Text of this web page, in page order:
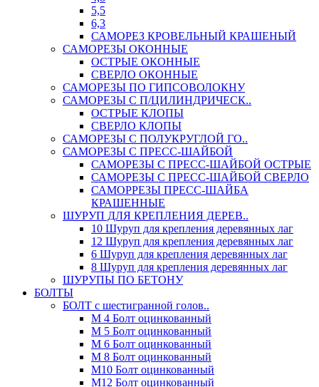
5,5
6,3
САМОРЕЗ КРОВЕЛЬНЫЙ КРАШЕНЫЙ
САМОРЕЗЫ ОКОННЫЕ
ОСТРЫЕ ОКОННЫЕ
СВЕРЛО ОКОННЫЕ
САМОРЕЗЫ ПО ГИПСОВОЛОКНУ
САМОРЕЗЫ С П/ЦИЛИНДРИЧЕСК..
ОСТРЫЕ КЛОПЫ
СВЕРЛО КЛОПЫ
САМОРЕЗЫ С ПОЛУКРУГЛОЙ ГО..
САМОРЕЗЫ С ПРЕСС-ШАЙБОЙ
САМОРЕЗЫ С ПРЕСС-ШАЙБОЙ ОСТРЫЕ
САМОРЕЗЫ С ПРЕСС-ШАЙБОЙ СВЕРЛО
САМОРРЕЗЫ ПРЕСС-ШАЙБА
КРАШЕННЫЕ
ШУРУП ДЛЯ КРЕПЛЕНИЯ ДЕРЕВ..
10 Шуруп для крепления деревянных лаг
12 Шуруп для крепления деревянных лаг
6 Шуруп для крепления деревянных лаг
8 Шуруп для крепления деревянных лаг
ШУРУПЫ ПО БЕТОНУ
БОЛТЫ
БОЛТ с шестигранной голов..
М 4 Болт оцинкованный
М 5 Болт оцинкованный
М 6 Болт оцинкованный
М 8 Болт оцинкованный
М10 Болт оцинкованный
М12 Болт оцинкованный